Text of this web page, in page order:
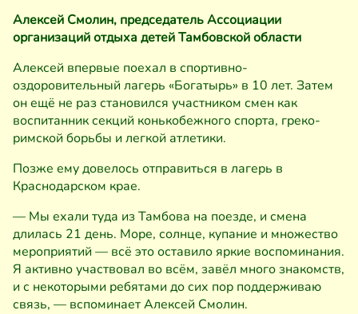
Алексей Смолин, председатель Ассоциации
организаций отдыха детей Тамбовской области
Алексей впервые поехал в спортивно-
оздоровительный лагерь «Богатырь» в 10 лет. Затем
он ещё не раз становился участником смен как
воспитанник секций конькобежного спорта, греко-
римской борьбы и легкой атлетики.
Позже ему довелось отправиться в лагерь в
Краснодарском крае.
— Мы ехали туда из Тамбова на поезде, и смена
длилась 21 день. Море, солнце, купание и множество
мероприятий — всё это оставило яркие воспоминания.
Я активно участвовал во всём, завёл много знакомств,
и с некоторыми ребятами до сих пор поддерживаю
связь, — вспоминает Алексей Смолин.